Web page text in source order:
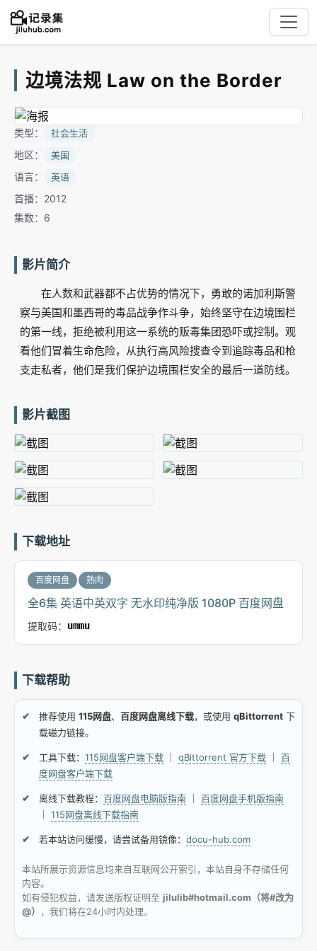
边境法规 Law on the Border
类型： 社会生活
地区： 美国
语言： 英语
首播：2012
集数：6
影片简介
在人数和武器都不占优势的情况下，勇敢的诺加利斯警
察与美国和墨西哥的毒品战争作斗争，始终坚守在边境围栏
的第一线，拒绝被利用这一系统的贩毒集团恐吓或控制。观
看他们冒着生命危险，从执行高风险搜查令到追踪毒品和枪
支走私者，他们是我们保护边境围栏安全的最后一道防线。
影片截图
下载地址
百度网盘 熟肉
全6集 英语中英双字 无水印纯净版 1080P 百度网盘
提取码： ummu
下载帮助
推荐使用 115网盘、 百度网盘离线下载，或使用 qBittorrent 下
载磁力链接。
工具下载： 115网盘客户端下载 qBittorrent 官方下载
百
度网盘客户端下载
离线下载教程： 百度网盘电脑版指南
百度网盘手机版指南
115网盘离线下载指南
若本站访问缓慢，请尝试备用镜像： docu-hub.com
本站所展示资源信息均来自互联网公开索引，本站自身不存储任何
内容。
如有侵犯权益，请发送版权证明至 jilulib#hotmail.com（将#改为
@）
，我们将在24小时内处理。